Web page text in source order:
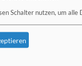
(Ventilkoppel)
Schalter nutzen, um